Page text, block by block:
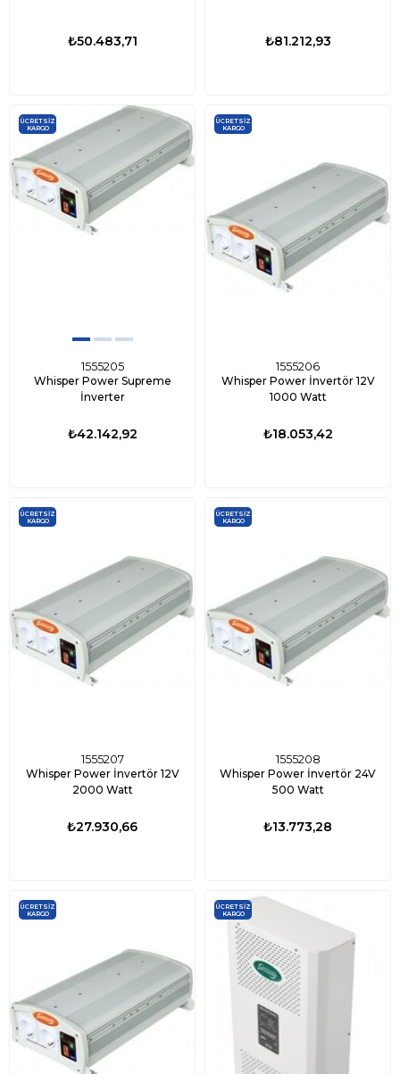
₺50.483,71 ₺81.212,93
1555205
Whisper Power Supreme
İnverter
₺42.142,92
ÜCRETSIZ
KARGO
1555206
Whisper Power İnvertör 12V
1000 Watt
₺18.053,42
ÜCRETSIZ
KARGO
1555207
Whisper Power İnvertör 12V
2000 Watt
₺27.930,66
ÜCRETSIZ
KARGO
1555208
Whisper Power İnvertör 24V
500 Watt
₺13.773,28
ÜCRETSIZ
KARGO
ÜCRETSIZ
KARGO
ÜCRETSIZ
KARGO